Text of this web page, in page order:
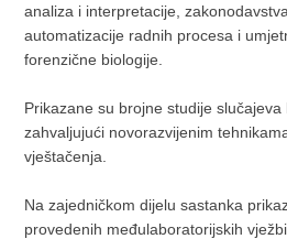
analiza i interpretacije,
automatizacije radnih procesa i
forenzične biologije.
Prikazane su brojne studije
zahvaljujući novorazvijenim
vještačenja.
Na zajedničkom dijelu sastanka
provedenih međulaboratorijskih